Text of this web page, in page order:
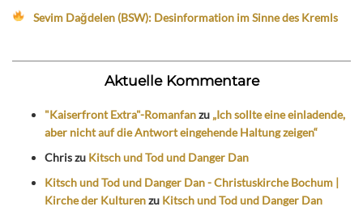
Sevim Dağdelen (BSW): Desinformation im Sinne des Kremls
Aktuelle Kommentare
"Kaiserfront Extra"-Romanfanzu „Ich sollte eine einladende,
aber nicht auf die Antwort eingehende Haltung zeigen“
Chriszu Kitsch und Tod und Danger Dan
Kitsch und Tod und Danger Dan - Christuskirche Bochum |
Kirche der Kulturenzu Kitsch und Tod und Danger Dan